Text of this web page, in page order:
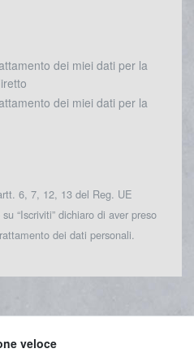
dei miei dati per la
dei miei dati per la
6, 7, 12, 13 del Reg. UE
“Iscriviti” dichiaro di aver preso
dei dati personali.
veloce